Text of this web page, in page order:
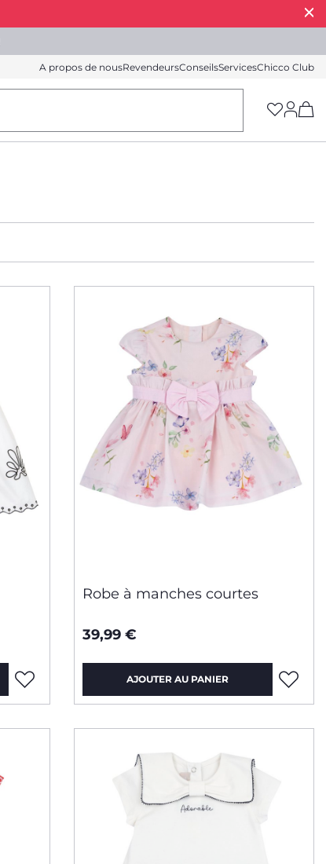
A propos de nousRevendeursConseilsServicesChicco Club
Robe à manches courtes
39,99 €
AJOUTER AU PANIER